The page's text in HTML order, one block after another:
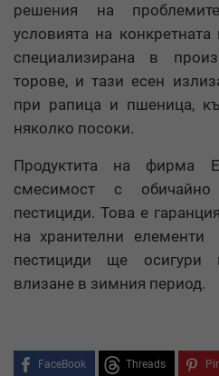
решения на
условията на
специализирана в
торове, и тази есен
при рапица и пшеница,
няколко посоки.
Продуктита на фирма
смесимост с
пестициди. Това е
на хранителни
пестициди ще осигури
влизане в зимния период.
FaceBook Threads